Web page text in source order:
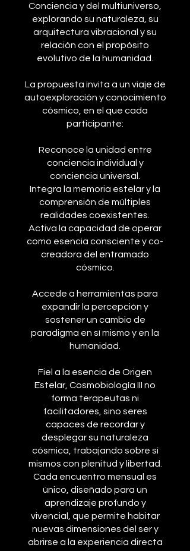
Conciencia y del multiuniverso,
explorando su naturaleza, su
arquitectura vibracional y su
relación con el propósito
evolutivo de la humanidad.
La propuesta invita a un viaje de
autoexploración y conocimiento
cósmico, en el que cada
participante:
Reconoce la unidad entre
conciencia individual y
conciencia universal.
Integra la memoria estelar y la
comprensión de múltiples
realidades coexistentes.
Activa la capacidad de operar
como esencia consciente y co-
creadora del entramado
cósmico.
Accede a herramientas para
expandir la percepción y
sostener un cambio de
paradigma en sí mismo y en la
humanidad.
Fiel a la esencia de Origen
Estelar, Cosmobiología III no
forma terapeutas ni
facilitadores, sino seres
capaces de recordar y
desplegar su naturaleza
cósmica, trabajando sobre sí
mismos con plenitud y libertad.
Cada encuentro mensual es
único, diseñado para un
aprendizaje profundo y
vivencial, que permite habitar
nuevas dimensiones del ser y
abrirse a la experiencia directa